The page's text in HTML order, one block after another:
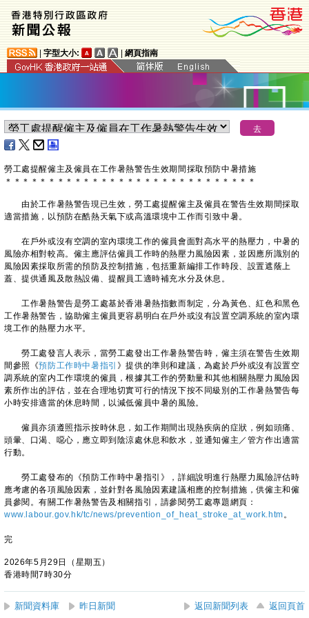
字型大小: 網頁指南
勞工處提醒僱主及僱員在工作暑熱警告生效期間採取預防中暑措施
＊ ＊ ＊ ＊ ＊ ＊ ＊ ＊ ＊ ＊ ＊ ＊ ＊ ＊ ＊ ＊ ＊ ＊ ＊ ＊ ＊ ＊ ＊ ＊ ＊ ＊ ＊ ＊ ＊
由於工作暑熱警告現已生效，勞工處提醒僱主及僱員在警告生效期間採取
適當措施，以預防在酷熱天氣下或高溫環境中工作而引致中暑。
在戶外或沒有空調的室內環境工作的僱員會面對高水平的熱壓力，中暑的
風險亦相對較高。僱主應評估僱員工作時的熱壓力風險因素，並因應所識別的
風險因素採取所需的預防及控制措施，包括重新編排工作時段、設置遮蔭上
蓋、提供通風及散熱設備、提醒員工適時補充水分及休息。
工作暑熱警告是勞工處基於香港暑熱指數而制定，分為黃色、紅色和黑色
工作暑熱警告，協助僱主僱員更容易明白在戶外或沒有設置空調系統的室內環
境工作的熱壓力水平。
勞工處發言人表示，當勞工處發出工作暑熱警告時，僱主須在警告生效期
間參照《預防工作時中暑指引 》提供的準則和建議，為處於戶外或沒有設置空
調系統的室内工作環境的僱員，根據其工作的勞動量和其他相關熱壓力風險因
素所作出的評估，並在合理地切實可行的情況下按不同級別的工作暑熱警告每
小時安排適當的休息時間，以減低僱員中暑的風險。
僱員亦須遵照指示按時休息，如工作期間出現熱疾病的症狀，例如頭痛、
頭暈、口渴、噁心，應立即到陰涼處休息和飲水，並通知僱主／管方作出適當
行動。
勞工處發布的《預防工作時中暑指引》，詳細說明進行熱壓力風險評估時
應考慮的各項風險因素，並針對各風險因素建議相應的控制措施，供僱主和僱
員參閱。有關工作暑熱警告及相關指引，請參閱勞工處專題網頁：
www.labour.gov.hk/tc/news/prevention_of_heat_stroke_at_work.htm。
完
2026年5月29日（星期五）
香港時間7時30分
新聞資料庫 昨日新聞 返回新聞列表 返回頁首